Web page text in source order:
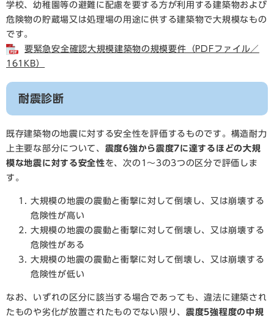
学校、幼稚園等の避難に配慮を要する方が利用する建築物および
危険物の貯蔵場又は処理場の用途に供する建築物で大規模なもの
です。
要緊急安全確認大規模建築物の規模要件（PDFファイル／
161KB）
耐震診断
既存建築物の地震に対する安全性を評価するものです。構造耐力
上主要な部分について、 震度6強から震度7に達するほどの大規
模な地震に対する安全性を、次の1～3の3つの区分で評価しま
す。
大規模の地震の震動と衝撃に対して倒壊し、又は崩壊する
危険性が高い
大規模の地震の震動と衝撃に対して倒壊し、又は崩壊する
危険性がある
大規模の地震の震動と衝撃に対して倒壊し、又は崩壊する
危険性が低い
なお、いずれの区分に該当する場合であっても、違法に建築され
たものや劣化が放置されたものでない限り、 震度5強程度の中規